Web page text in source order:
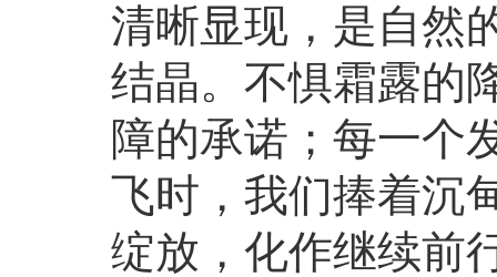
清晰显现，是自然
结晶。不惧霜露的
障的承诺；每一个
飞时，我们捧着沉
绽放，化作继续前